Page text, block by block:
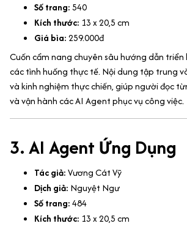
Số trang:540
Kích thước: 13 x 20,5 cm
Giá bìa:259.000đ
Cuốn cẩm nang chuyên sâu hướng dẫn
các tình huống thực tế. Nội dung tập trung
và kinh nghiệm thực chiến, giúp người đọc
và vận hành các AI Agent phục vụ công việc.
3. AI Agent Ứng Dụng
Tác giả:Vương Cát Vỹ
Dịch giả: Nguyệt Ngư
Số trang:484
Kích thước: 13 x 20,5 cm